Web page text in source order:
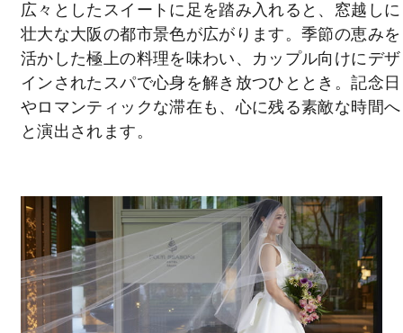
合があります。ご利用除外日やご利用制限等
があります。
特典
詳細を見る
広々としたスイートに足を踏み入れると、窓越しに
壮大な大阪の都市景色が広がります。季節の恵みを
活かした極上の料理を味わい、カップル向けにデザ
インされたスパで心身を解き放つひととき。記念日
やロマンティックな滞在も、心に残る素敵な時間へ
と演出されます。